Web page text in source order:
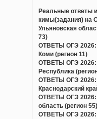
Реальные ответы и
кимы(задания) на
Ульяновская
73)
ОТВЕТЫ ОГЭ 2026:
Коми (регион 11)
ОТВЕТЫ ОГЭ 2026:
Республика
ОТВЕТЫ ОГЭ 2026:
Краснодарский
ОТВЕТЫ ОГЭ 2026:
область (регион 55)
ОТВЕТЫ ОГЭ 2026: